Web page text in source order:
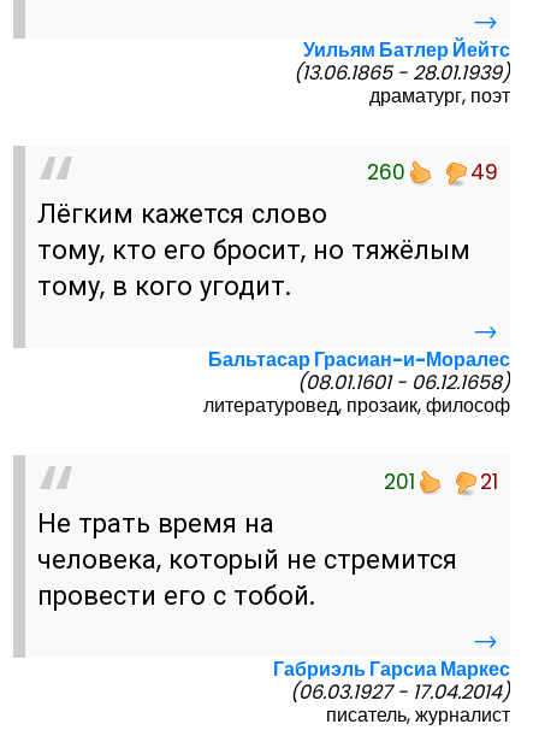
→
Уильям Батлер Йейтс
(13.06.1865 - 28.01.1939)
драматург, поэт
260 49
Лёгким кажется слово
тому, кто его бросит, но тяжёлым
тому, в кого угодит.
→
Бальтасар Грасиан-и-Моралес
(08.01.1601 - 06.12.1658)
литературовед, прозаик, философ
201 21
Не трать время на
человека, который не стремится
провести его с тобой.
→
Габриэль Гарсиа Маркес
(06.03.1927 - 17.04.2014)
писатель, журналист